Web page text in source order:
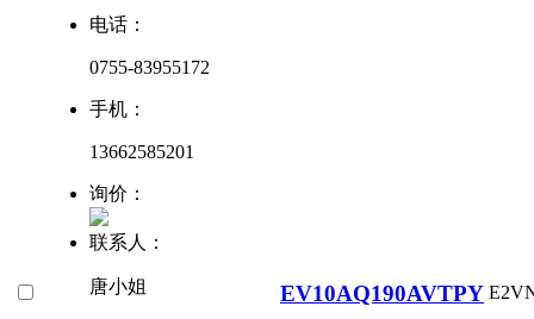
电话：
0755-83955172
手机：
13662585201
询价：
联系人：
唐小姐 EV10AQ190AVTPY E2V